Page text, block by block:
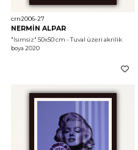
crn2006-27
NERMİN ALPAR
"İsimsiz" 50x50 cm - Tuval üzeri akrilik
boya 2020